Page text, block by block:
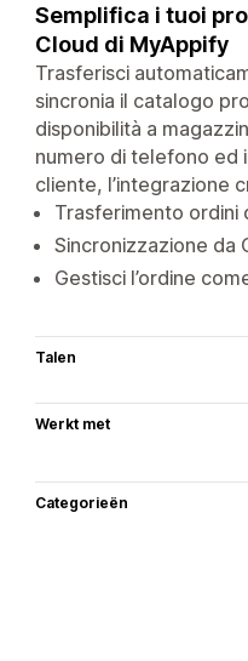
Semplifica i tuoi
Cloud di MyAppify
Trasferisci
sincronia il catalogo
disponibilità a
numero di telefono ed
cliente, l’integrazione
Trasferimento ordini
Sincronizzazione da
Gestisci l’ordine
Talen
Werkt met
Categorieën